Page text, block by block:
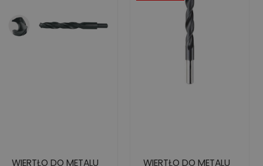
WIERTŁO DO METALU
WIERTŁO DO METALU